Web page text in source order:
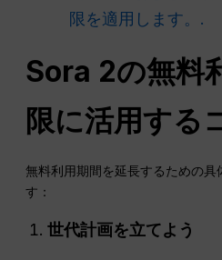
限を適用します。.
Sora 2の無料
限に活用する
無料利用期間を延長するための
す：
世代計画を立てよう